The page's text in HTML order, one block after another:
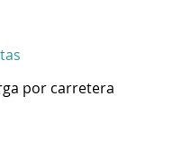
por carretera